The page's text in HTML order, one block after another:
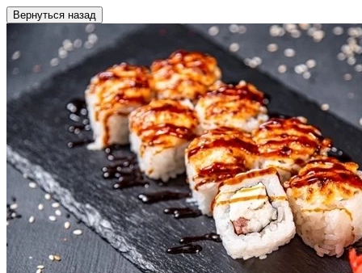
Вернуться назад